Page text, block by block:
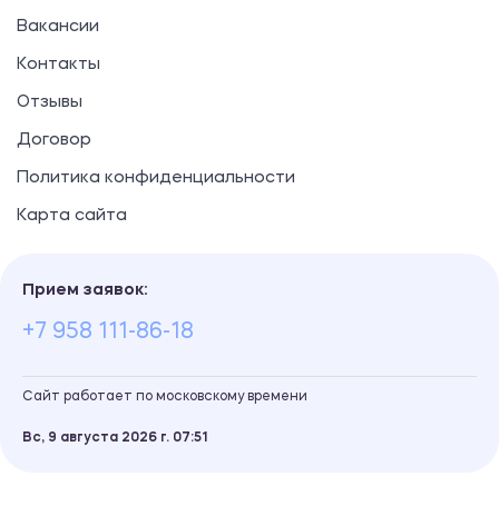
Вакансии
Контакты
Отзывы
Договор
Политика конфиденциальности
Карта сайта
Прием заявок:
+7 958 111-86-18
Сайт работает по московскому времени
Вс, 9 августа 2026 г. 07 51